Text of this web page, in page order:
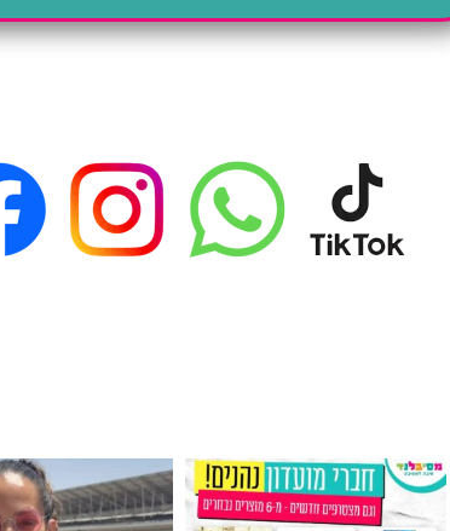
מין העובר רק במסיבלנד !! קיים
כוס נירוסטה ענקית שכול אחד צריך!